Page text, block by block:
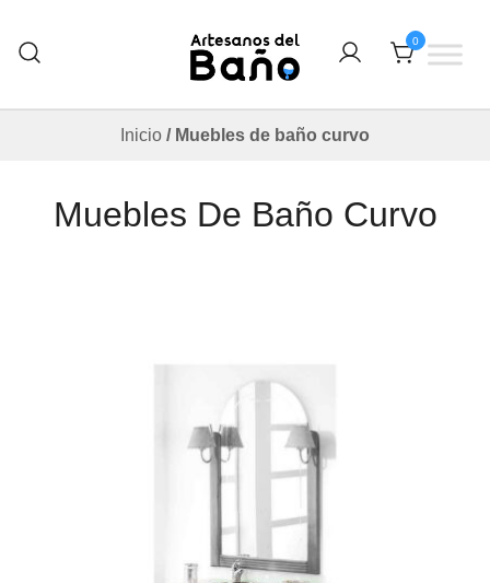
contenido
Artesanos Del Baño
0
Inicio / Muebles de baño curvo
Muebles De Baño Curvo